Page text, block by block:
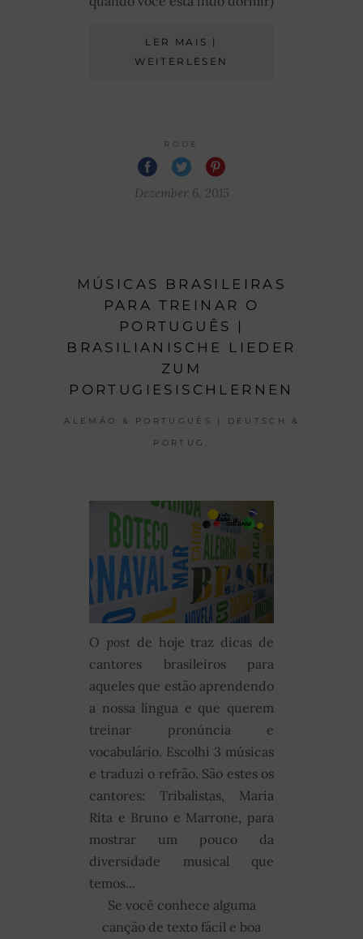
LER MAIS |
WEITERLESEN
RODE
Dezember 6, 2015
MÚSICAS BRASILEIRAS
PARA TREINAR O
PORTUGUÊS |
BRASILIANISCHE LIEDER
ZUM
PORTUGIESISCHLERNEN
ALEMÃO & PORTUGUÊS | DEUTSCH &
PORTUG.
O post de hoje traz dicas de
cantores brasileiros para
aqueles que estão aprendendo
a nossa língua e que querem
treinar pronúncia e
vocabulário. Escolhi 3 músicas
e traduzi o refrão. São estes os
cantores: Tribalistas, Maria
Rita e Bruno e Marrone, para
mostrar um pouco da
diversidade musical que
temos...
Se você conhece alguma
canção de texto fácil e boa